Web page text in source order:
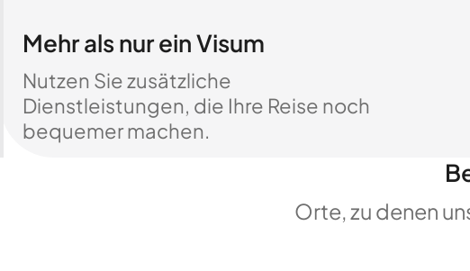
Mehr als nur ein Visum
Nutzen Sie zusätzliche
Dienstleistungen, die Ihre Reise noch
bequemer machen.
Orte, zu denen